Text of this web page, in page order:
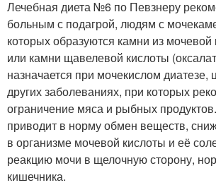
Лечебная диета №6 по Певзнеру
больным с подагрой, людям с
которых образуются камни из
или камни щавелевой кислоты
назначается при мочекислом диатезе,
других заболеваниях, при которых
ограничение мяса и рыбных
приводит в норму обмен веществ,
в организме мочевой кислоты и её
реакцию мочи в щелочную сторону,
кишечника.